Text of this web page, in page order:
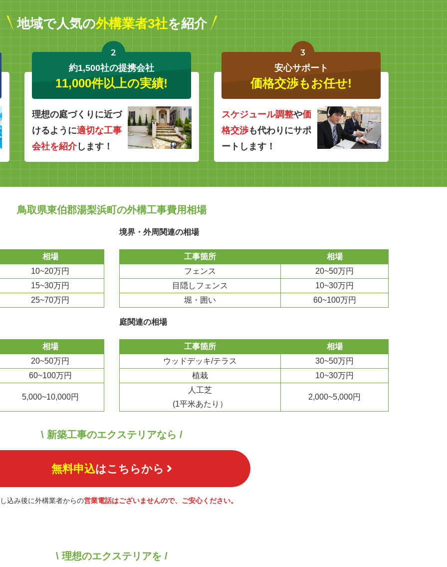
地域で人気の外構業者3社を紹介
2
約1,500社の提携会社
11,000件以上の実績!
理想の庭づくりに近づ
けるように適切な工事
会社を紹介します！
3
安心サポート
価格交渉もお任せ!
スケジュール調整や価
格交渉も代わりにサポ
ートします！
鳥取県東伯郡湯梨浜町の外構工事費用相場
相場
10~20万円
15~30万円
25~70万円
境界・外周関連の相場
工事箇所
相場
フェンス
20~50万円
目隠しフェンス
10~30万円
堀・囲い
60~100万円
相場
20~50万円
60~100万円
5,000~10,000円
庭関連の相場
工事箇所
相場
ウッドデッキ/テラス
30~50万円
植栽
10~30万円
人工芝
(1平米あたり）
2,000~5,000円
\ 新築工事のエクステリアなら /
無料申込はこちらから
込み後に外構業者からの営業電話はございませんので、ご安心ください。
\ 理想のエクステリアを /